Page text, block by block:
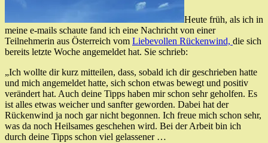
Heute früh, als ich in
meine e-mails schaute fand ich eine Nachricht von einer
Teilnehmerin aus Österreich vom Liebevollen Rückenwind, die sich
bereits letzte Woche angemeldet hat. Sie schrieb:
„Ich wollte dir kurz mitteilen, dass, sobald ich dir geschrieben hatte
und mich angemeldet hatte, sich schon etwas bewegt und positiv
verändert hat. Auch deine Tipps haben mir schon sehr geholfen. Es
ist alles etwas weicher und sanfter geworden. Dabei hat der
Rückenwind ja noch gar nicht begonnen. Ich freue mich schon sehr,
was da noch Heilsames geschehen wird. Bei der Arbeit bin ich
durch deine Tipps schon viel gelassener …